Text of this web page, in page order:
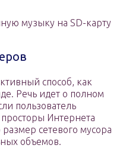
музыку на SD-карту
способ, как
Речь идет о полном
пользователь
Интернета
размер сетевого мусора
объемов.